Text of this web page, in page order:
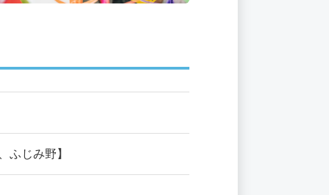
ふじみ野】